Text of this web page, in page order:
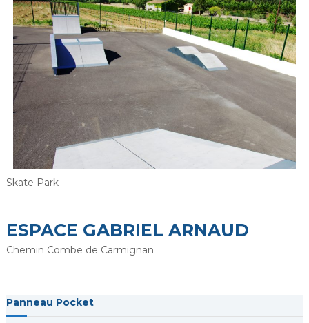
Skate Park
ESPACE GABRIEL ARNAUD
Chemin Combe de Carmignan
Panneau Pocket